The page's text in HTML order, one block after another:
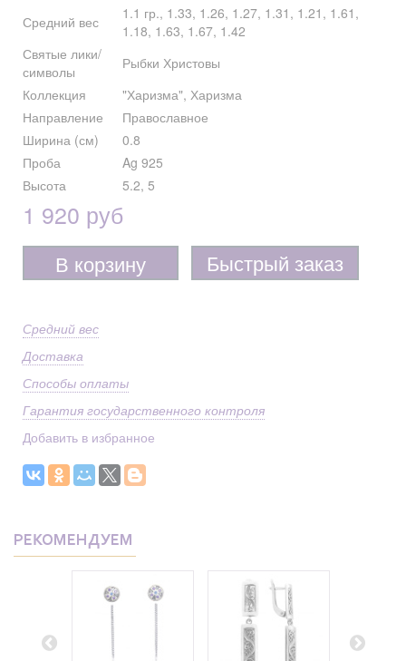
Средний вес
1.1 гр., 1.33, 1.26, 1.27, 1.31, 1.21, 1.61,
1.18, 1.63, 1.67, 1.42
Святые лики/
символы
Рыбки Христовы
Коллекция
"Харизма", Харизма
Направление
Православное
Ширина (см)
0.8
Проба
Ag 925
Высота
5.2, 5
1 920 руб
В корзину Быстрый заказ
Средний вес
Доставка
Способы оплаты
Гарантия государственного контроля
Добавить в избранное
РЕКОМЕНДУЕМ